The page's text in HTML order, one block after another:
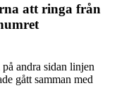
att ringa från
andra sidan linjen
gått samman med